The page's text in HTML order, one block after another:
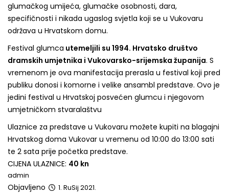
glumačkog umijeća, glumačke osobnosti, dara,
specifičnosti i nikada ugaslog svjetla koji se u Vukovaru
održava u Hrvatskom domu.
Festival glumca utemeljili su 1994. Hrvatsko društvo
dramskih umjetnika i Vukovarsko-srijemska županija. S
vremenom je ova manifestacija prerasla u festival koji pred
publiku donosi i komorne i velike ansambl predstave. Ovo je
jedini festival u Hrvatskoj posvećen glumcu i njegovom
umjetničkom stvaralaštvu
Ulaznice za predstave u Vukovaru možete kupiti na blagajni
Hrvatskog doma Vukovar u vremenu od 10:00 do 13:00 sati
te 2 sata prije početka predstave.
CIJENA ULAZNICE: 40 kn
admin
Objavljeno 1. RuSij 2021.